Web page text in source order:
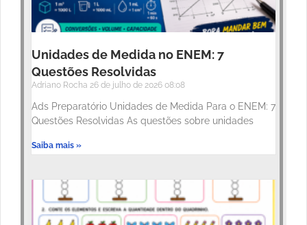
Unidades de Medida no ENEM: 7
Questões Resolvidas
Adriano Rocha 26 de julho de 2026 08:08
Ads Preparatório Unidades de Medida Para o ENEM: 7
Questões Resolvidas As questões sobre unidades
Saiba mais »